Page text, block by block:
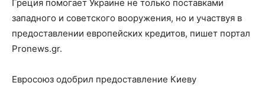
Греция помогает Украине не только поставками
западного и советского вооружения, но и участвуя в
предоставлении европейских кредитов, пишет портал
Pronews.gr.
Евросоюз одобрил предоставление Киеву